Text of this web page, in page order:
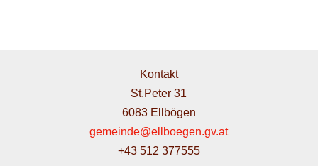
Kontakt
St.Peter 31
6083 Ellbögen
gemeinde@ellboegen.gv.at
+43 512 377555